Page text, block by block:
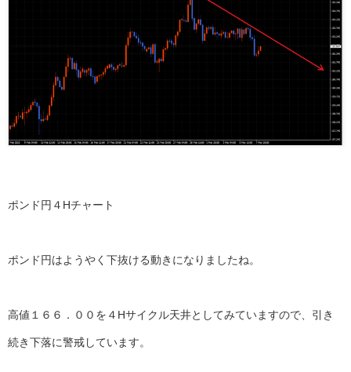
ポンド円４Hチャート
ポンド円はようやく下抜ける動きになりましたね。
高値１６６．００を４Hサイクル天井としてみていますので、引き
続き下落に警戒しています。